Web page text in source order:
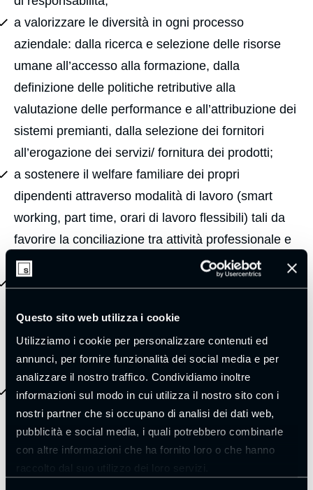
Questo sito web utilizza i cookie
Utilizziamo i cookie per personalizzare contenuti ed
annunci, per fornire funzionalità dei social media e per
analizzare il nostro traffico. Condividiamo inoltre
informazioni sul modo in cui utilizza il nostro sito con i
nostri partner che si occupano di analisi dei dati web,
pubblicità e social media, i quali potrebbero combinarle
con altre informazioni che ha fornito loro o che hanno
raccolto dal suo utilizzo dei loro servizi.
a valorizzare le diversità in ogni processo
aziendale: dalla ricerca e selezione delle risorse
umane all’accesso alla formazione, dalla
definizione delle politiche retributive alla
valutazione delle performance e all’attribuzione dei
sistemi premianti, dalla selezione dei fornitori
all’erogazione dei servizi/ fornitura dei prodotti;
a sostenere il welfare familiare dei propri
dipendenti attraverso modalità di lavoro (smart
working, part time, orari di lavoro flessibili) tali da
favorire la conciliazione tra attività professionale e
vita privata;
opportunità e dell’empowerment femminile,
evitando stereotipi e promuovendo la visibilità del
contributo femminile;
a promuovere una comunicazione, anche
attraverso attività di marketing e pubblicità, che
dichiari in modo trasparente la volontà di
conseguire la parità di genere e valorizzare la
diversità e supportare l’empowerment femminile.